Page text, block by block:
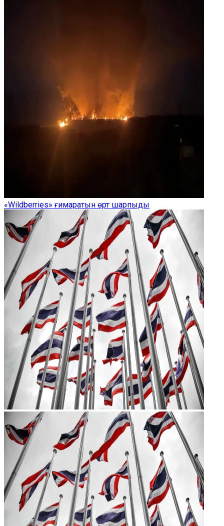
«Wildberries» ғимаратын өрт шарпыды